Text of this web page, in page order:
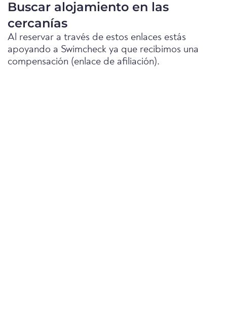
Buscar alojamiento en las
cercanías
Al reservar a través de estos enlaces estás
apoyando a Swimcheck ya que recibimos una
compensación (enlace de afiliación).